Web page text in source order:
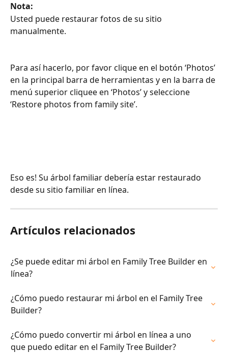
Nota:
Usted puede restaurar fotos de su sitio
manualmente.
Para así hacerlo, por favor clique en el botón ‘Photos’
en la principal barra de herramientas y en la barra de
menú superior cliquee en ‘Photos’ y seleccione
‘Restore photos from family site’.
Eso es! Su árbol familiar debería estar restaurado
desde su sitio familiar en línea.
Artículos relacionados
¿Se puede editar mi árbol en Family Tree Builder en
línea?
¿Cómo puedo restaurar mi árbol en el Family Tree
Builder?
¿Cómo puedo convertir mi árbol en línea a uno
que puedo editar en el Family Tree Builder?